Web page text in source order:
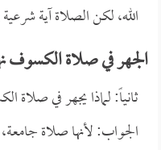
الله، لكن الصلاة آية
الجهر في صلاة الكسوف
ثانياً: لماذا يجهر في صلاة
الجواب: لأنها صلاة